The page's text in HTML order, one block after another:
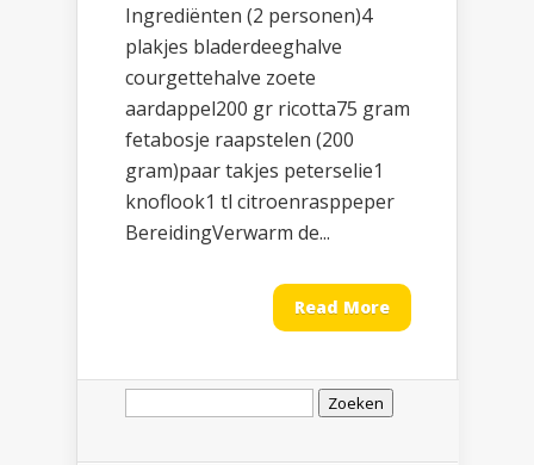
Ingrediënten (2 personen)4
plakjes bladerdeeghalve
courgettehalve zoete
aardappel200 gr ricotta75 gram
fetabosje raapstelen (200
gram)paar takjes peterselie1
knoflook1 tl citroenrasppeper
BereidingVerwarm de...
Read More
Zoeken